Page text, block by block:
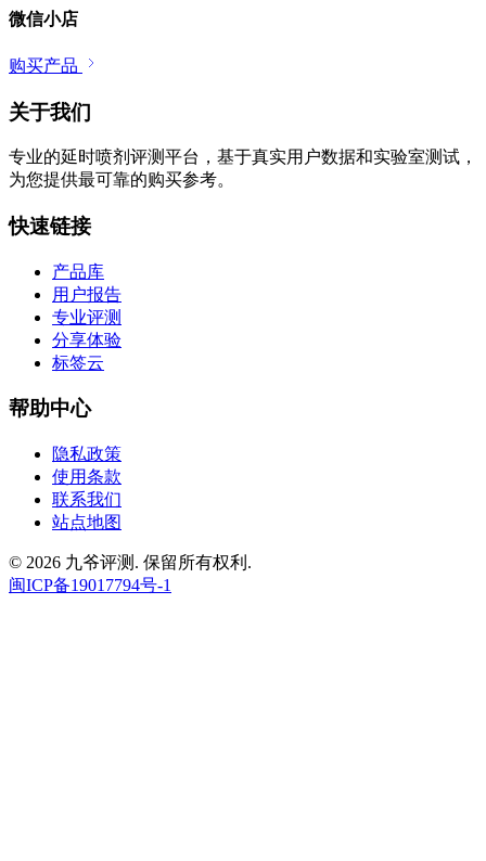
微信小店
购买产品
关于我们
专业的延时喷剂评测平台，基于真实用户数据和实验室测试，
为您提供最可靠的购买参考。
快速链接
产品库
用户报告
专业评测
分享体验
标签云
帮助中心
隐私政策
使用条款
联系我们
站点地图
© 2026 九爷评测. 保留所有权利.
闽ICP备19017794号-1